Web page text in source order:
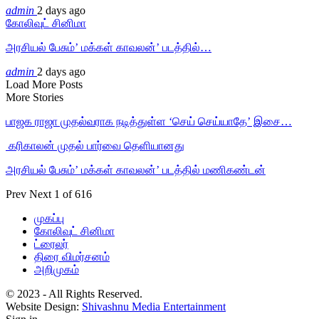
admin 2 days ago
கோலிவுட் சினிமா
அரசியல் பேசும்’ மக்கள் காவலன்’ படத்தில்…
admin 2 days ago
Load More Posts
More Stories
பாஜக ராஜா முதல்வராக நடித்துள்ள ‘செய் செய்யாதே’ இசை…
‎ கரிகாலன் முதல் பார்வை தெளியானது
அரசியல் பேசும்’ மக்கள் காவலன்’ படத்தில் மணிகண்டன்
Prev Next 1 of 616
முகப்பு
கோலிவுட் சினிமா
ட்ரைலர்
திரை விமர்சனம்
அறிமுகம்
© 2023 - All Rights Reserved.
Website Design: Shivashnu Media Entertainment